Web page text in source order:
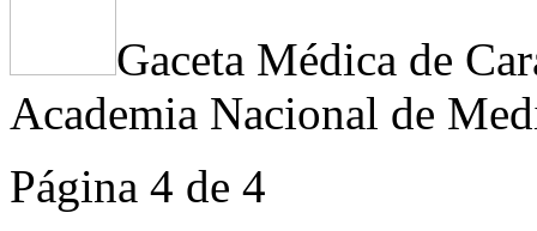
Gaceta Médica de
Academia Nacional de
Página 4 de 4